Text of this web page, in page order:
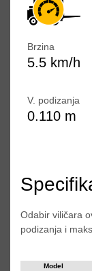
Brzina
5.5 km/h
V. podizanja
0.110 m
Odabir viličara
podizanja i
Model